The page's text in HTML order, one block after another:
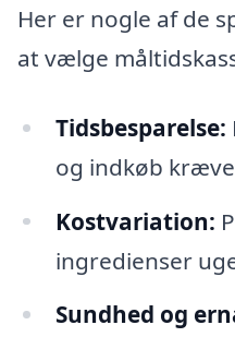
Her er nogle af de
at vælge
Tidsbesparelse:
og indkøb
Kostvariation:
ingredienser
Sundhed og